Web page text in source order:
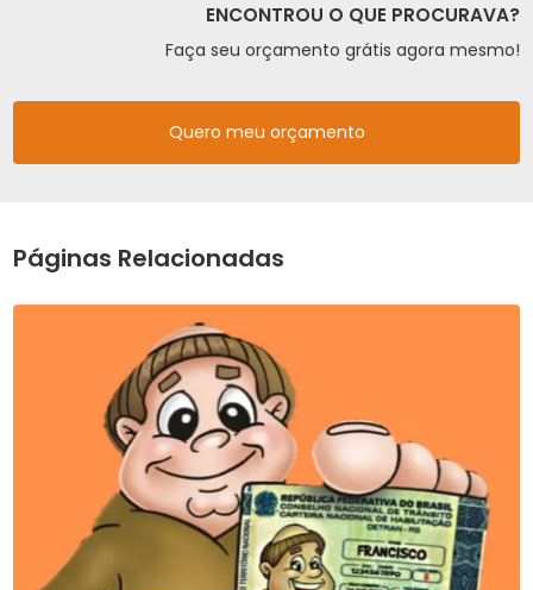
ENCONTROU O QUE PROCURAVA?
Faça seu orçamento grátis agora mesmo!
Quero meu orçamento
Páginas Relacionadas